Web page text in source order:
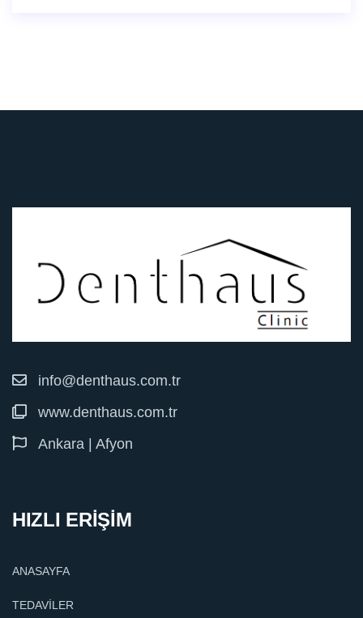
info@denthaus.com.tr
www.denthaus.com.tr
Ankara | Afyon
HIZLI ERİŞİM
ANASAYFA
TEDAVİLER